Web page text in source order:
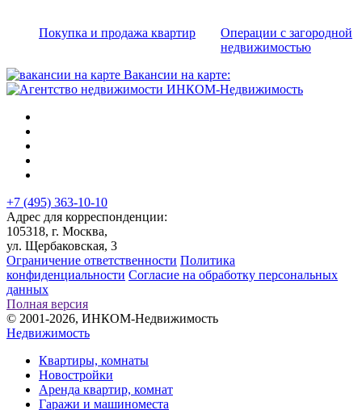
Покупка и продажа квартир
Операции с загородной
недвижимостью
Вакансии на карте:
+7 (495) 363-10-10
Адрес для корреспонденции:
105318, г. Москва,
ул. Щербаковская, 3
Ограничение ответственности Политика
конфиденциальности Согласие на обработку персональных
данных
Полная версия
© 2001-2026, ИНКОМ-Недвижимость
Недвижимость
Квартиры, комнаты
Новостройки
Аренда квартир, комнат
Гаражи и машиноместа